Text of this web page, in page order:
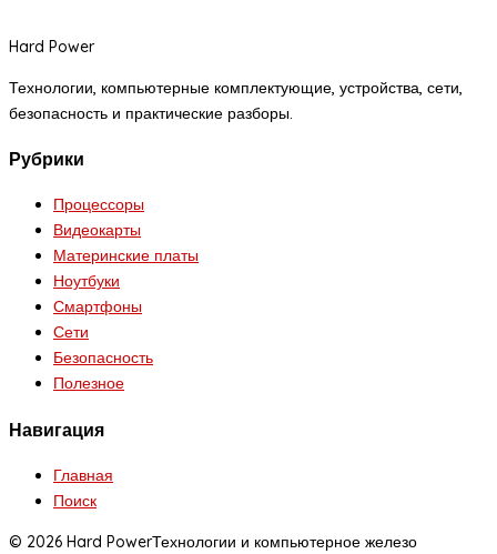
Hard Power
Технологии, компьютерные комплектующие, устройства, сети,
безопасность и практические разборы.
Рубрики
Процессоры
Видеокарты
Материнские платы
Ноутбуки
Смартфоны
Сети
Безопасность
Полезное
Навигация
Главная
Поиск
© 2026 Hard PowerТехнологии и компьютерное железо